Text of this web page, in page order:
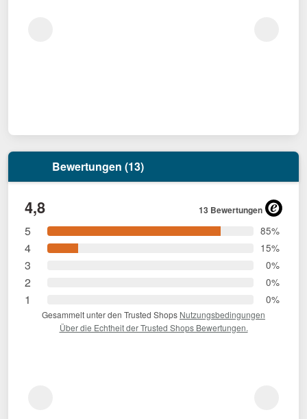
Bewertungen (13)
4,8 13 Bewertungen
5 85%
4 15%
3 0%
2 0%
1 0%
Gesammelt unter den Trusted Shops Nutzungsbedingungen
Über die Echtheit der Trusted Shops Bewertungen.